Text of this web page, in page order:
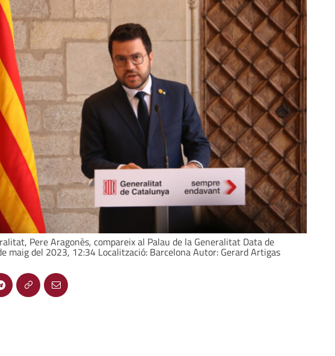
Pere Aragonès, compareix al Palau de la Generalitat Data de
maig del 2023, 12:34 Localització: Barcelona Autor: Gerard Artigas